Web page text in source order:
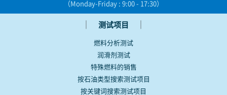
（Monday-Friday : 9:00 - 17:30）
测试项目
燃料分析测试
润滑剂测试
特殊燃料的销售
按石油类型搜索测试项目
按关键词搜索测试项目